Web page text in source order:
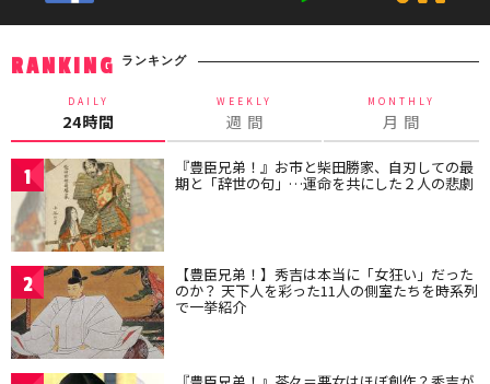
RANKING ランキング
DAILY
24時間
WEEKLY
週 間
MONTHLY
月 間
1 『豊臣兄弟！』お市と柴田勝家、自刃しての最
期と「辞世の句」…運命を共にした２人の悲劇
2 【豊臣兄弟！】秀吉は本当に「女狂い」だった
のか？ 天下人を彩った11人の側室たちを時系列
で一挙紹介